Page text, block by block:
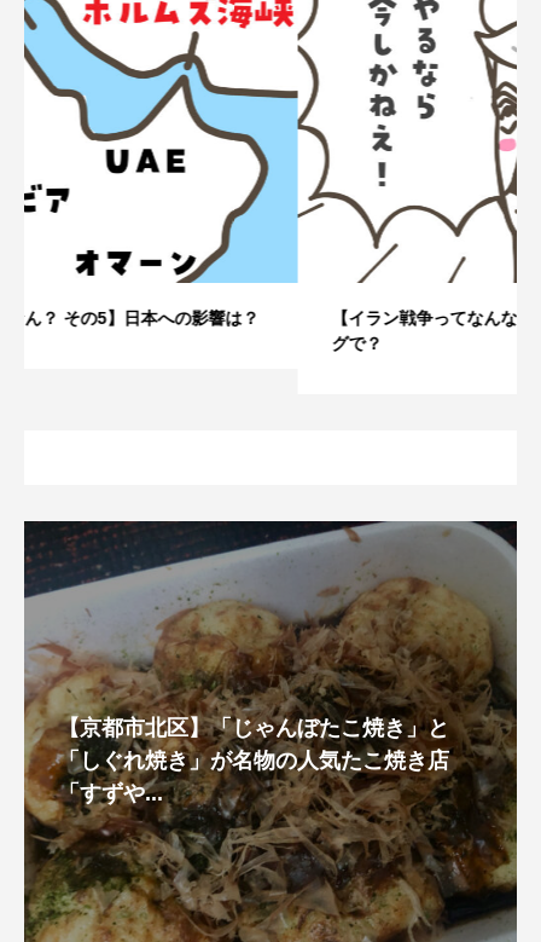
【イラン戦争ってなんなん？ その4】なぜこのタイミン
【京都市北区】「じゃんぼたこ焼き」と
「しぐれ焼き」が名物の人気たこ焼き店
「すずや...